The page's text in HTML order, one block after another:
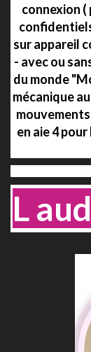
connexion
sur appareil
- avec ou
du monde
mécanique
en aie 4
L